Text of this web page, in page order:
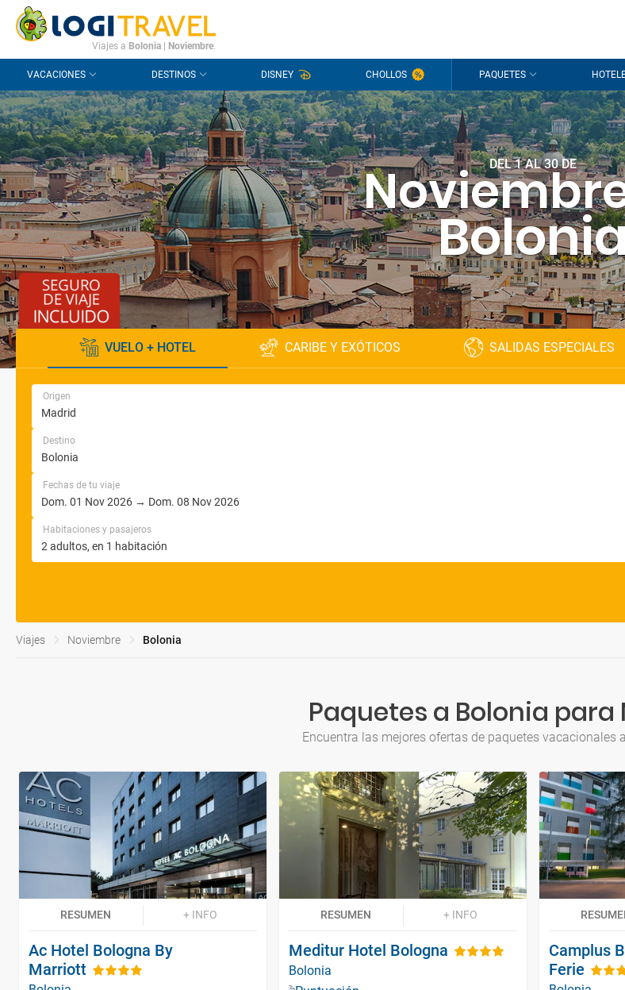
CONTACTO PREGUNTAS FRECUENTES
Viajes a Bolonia| Noviembre.
VACACIONES DESTINOS DISNEY CHOLLOS PAQUETES
DEL 1 AL 30 DE
VUELO + HOTEL CARIBE Y EXÓTICOS SALIDAS ESPECIALES
Origen
Destino
Fechas de tu viaje
Habitaciones y pasajeros
Viajes Noviembre Bolonia
Paquetes a Bolonia para
Encuentra las mejores ofertas de paquetes vacacionales
RESUMEN + INFO
Ac Hotel Bologna By
Marriott
RESUMEN + INFO
Meditur Hotel Bologna
Bolonia
Camplus
Ferie